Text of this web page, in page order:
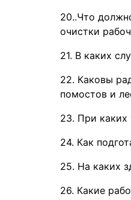
20..Что
очистки
21. В каких
22. Каковы
помостов и
23. При каких
24. Как
25. На каких
26. Какие